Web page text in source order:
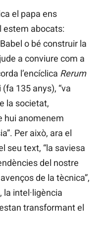
el papa ens
estem abocats:
o bé construir la
a conviure com a
l’encíclica Rerum
135 anys), “va
la societat,
hui anomenem
Per això, ara el
seu text, “la saviesa
del nostre
de la tècnica”,
intel·ligència
transformant el